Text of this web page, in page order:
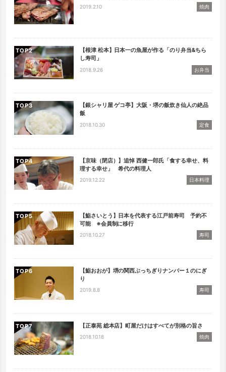
2019.2.10 焼肉
TOP
【根津 松本】日本一の魚屋が作る「のり弁当&ちら
し寿司」
2018.9.26 お弁当
TOP
【銀シャリ屋 ゲコ亭】大阪・堺の飯炊き仙人の絶品
飯
2018.10.30 定食
TOP
【京味（閉店）】追悼 西健一郎氏「食する幸せ、料
理する幸せ」 希代の料理人
2019.12.22 日本料理
TOP
【鮨さいとう】日本を代表する江戸前寿司 予約不
可能 ※会員制に移行
2018.10.27 寿司
TOP
【鮨おおが】堺の関西ぶっちぎりナンバー１のにぎ
り
2019.8.8 寿司
TOP 【正泰苑 総本店】町屋だけはすべてが別格の旨さ
2018.10.18 焼肉